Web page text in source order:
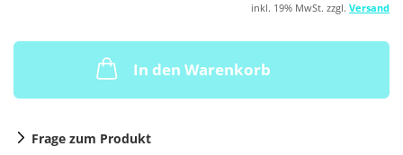
inkl. 19% MwSt. zzgl. Versand
In den Warenkorb
Frage zum Produkt